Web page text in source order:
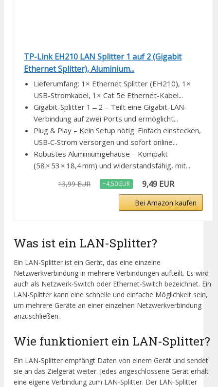
TP-Link EH210 LAN Splitter 1 auf 2 (Gigabit
Ethernet Splitter), Aluminium...
Lieferumfang: 1× Ethernet Splitter (EH210), 1×
USB-Stromkabel, 1× Cat 5e Ethernet-Kabel...
Gigabit-Splitter 1→2 – Teilt eine Gigabit-LAN-
Verbindung auf zwei Ports und ermöglicht...
Plug & Play – Kein Setup nötig: Einfach einstecken,
USB‑C‑Strom versorgen und sofort online...
Robustes Aluminiumgehäuse – Kompakt
(58 × 53 × 18,4 mm) und widerstandsfähig, mit...
13,99 EUR −4,50 EUR 9,49 EUR
Bei Amazon kaufen
Was ist ein LAN-Splitter?
Ein LAN-Splitter ist ein Gerät, das eine einzelne
Netzwerkverbindung in mehrere Verbindungen aufteilt. Es wird
auch als Netzwerk-Switch oder Ethernet-Switch bezeichnet. Ein
LAN-Splitter kann eine schnelle und einfache Möglichkeit sein,
um mehrere Geräte an einer einzelnen Netzwerkverbindung
anzuschließen.
Wie funktioniert ein LAN-Splitter?
Ein LAN-Splitter empfängt Daten von einem Gerät und sendet
sie an das Zielgerät weiter. Jedes angeschlossene Gerät erhält
eine eigene Verbindung zum LAN-Splitter. Der LAN-Splitter